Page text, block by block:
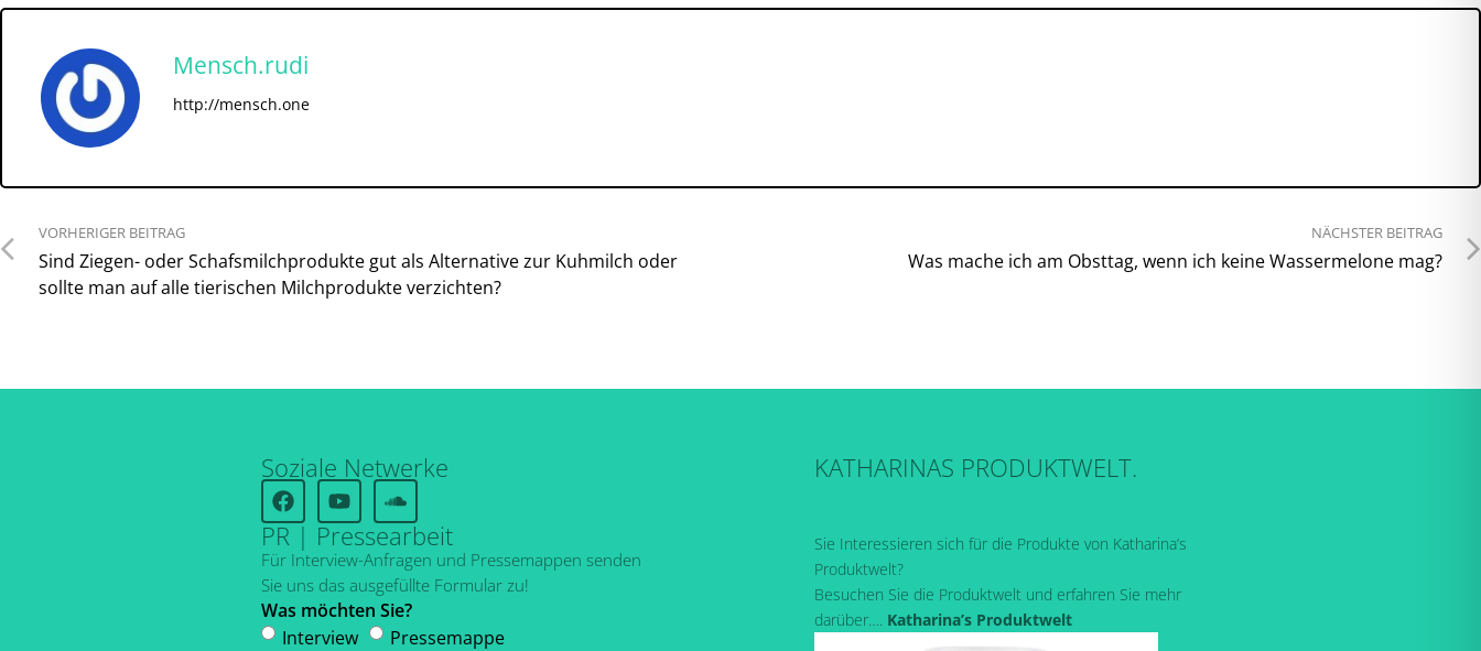
Mensch.rudi
http://mensch.one
VORHERIGER BEITRAG
Sind Ziegen- oder Schafsmilchprodukte gut als Alternative zur Kuhmilch oder
sollte man auf alle tierischen Milchprodukte verzichten?
NÄCHSTER BEITRAG
Was mache ich am Obsttag, wenn ich keine Wassermelone mag?
Soziale Netwerke
PR | Pressearbeit
Für Interview-Anfragen und Pressemappen senden
Sie uns das ausgefüllte Formular zu!
Was möchten Sie?
Interview
Pressemappe
KATHARINAS PRODUKTWELT.
Sie Interessieren sich für die Produkte von Katharina’s
Produktwelt?
Besuchen Sie die Produktwelt und erfahren Sie mehr
darüber….
Katharina’s Produktwelt